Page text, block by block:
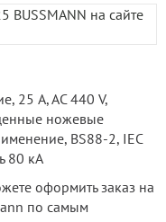
25 A, AC 440 V,
ножевые
BS88-2, IEC
80 кА
оформить заказ на
по самым